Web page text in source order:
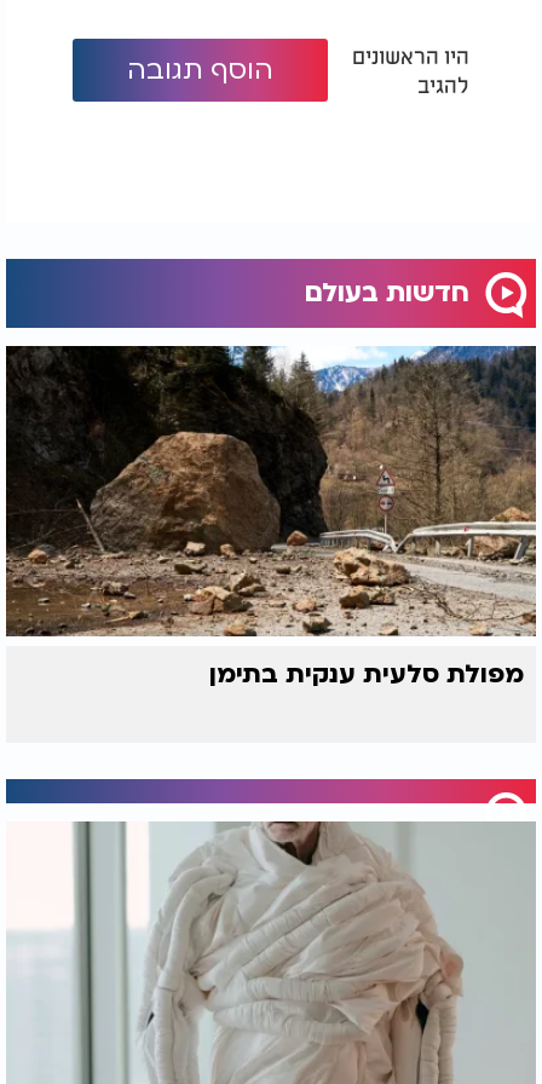
היו הראשונים
להגיב
הוסף תגובה
חדשות בעולם
מפולת סלעית ענקית בתימן